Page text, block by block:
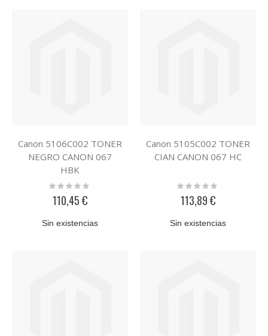
Canon 5106C002 TONER
NEGRO CANON 067
HBK
Rating:
110,45 €
Sin existencias
Canon 5105C002 TONER
CIAN CANON 067 HC
Rating:
113,89 €
Sin existencias